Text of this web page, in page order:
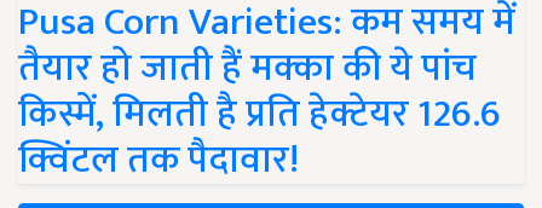
Pusa Corn Varieties: कम समय में
तैयार हो जाती हैं मक्का की ये पांच
किस्में, मिलती है प्रति हेक्टेयर 126.6
क्विंटल तक पैदावार!